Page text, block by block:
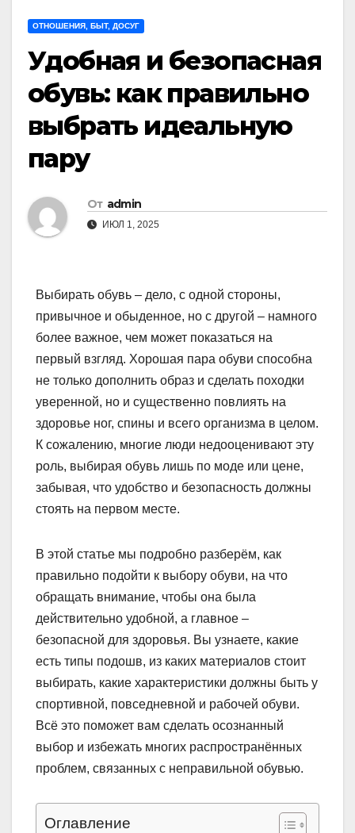
ОТНОШЕНИЯ, БЫТ, ДОСУГ
Удобная и безопасная
обувь: как правильно
выбрать идеальную
пару
От admin
ИЮЛ 1, 2025
Выбирать обувь – дело, с одной стороны,
привычное и обыденное, но с другой – намного
более важное, чем может показаться на
первый взгляд. Хорошая пара обуви способна
не только дополнить образ и сделать походки
уверенной, но и существенно повлиять на
здоровье ног, спины и всего организма в целом.
К сожалению, многие люди недооценивают эту
роль, выбирая обувь лишь по моде или цене,
забывая, что удобство и безопасность должны
стоять на первом месте.
В этой статье мы подробно разберём, как
правильно подойти к выбору обуви, на что
обращать внимание, чтобы она была
действительно удобной, а главное –
безопасной для здоровья. Вы узнаете, какие
есть типы подошв, из каких материалов стоит
выбирать, какие характеристики должны быть у
спортивной, повседневной и рабочей обуви.
Всё это поможет вам сделать осознанный
выбор и избежать многих распространённых
проблем, связанных с неправильной обувью.
Оглавление